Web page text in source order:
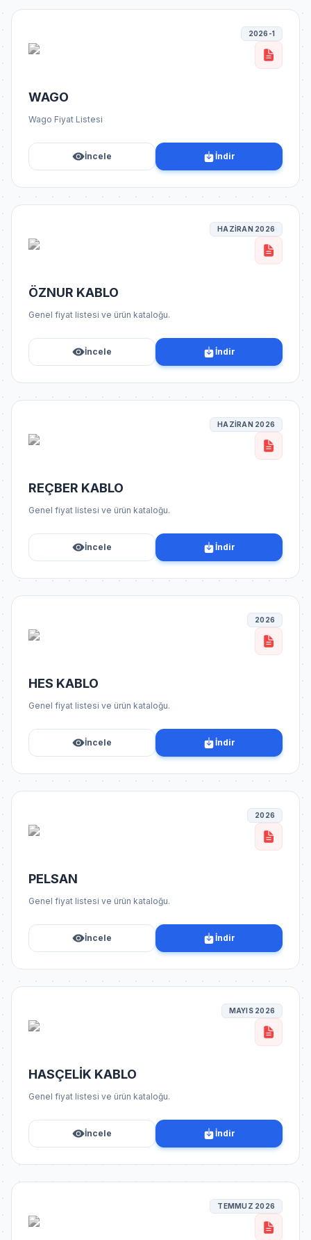
2026-1
WAGO
Wago Fiyat Listesi
İncele İndir
HAZİRAN 2026
ÖZNUR KABLO
Genel fiyat listesi ve ürün kataloğu.
İncele İndir
HAZİRAN 2026
REÇBER KABLO
Genel fiyat listesi ve ürün kataloğu.
İncele İndir
2026
HES KABLO
Genel fiyat listesi ve ürün kataloğu.
İncele İndir
2026
PELSAN
Genel fiyat listesi ve ürün kataloğu.
İncele İndir
MAYIS 2026
HASÇELİK KABLO
Genel fiyat listesi ve ürün kataloğu.
İncele İndir
TEMMUZ 2026